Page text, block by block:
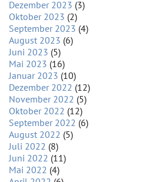
Dezember 2023 (3)
Oktober 2023 (2)
September 2023 (4)
August 2023 (6)
Juni 2023 (5)
Mai 2023 (16)
Januar 2023 (10)
Dezember 2022 (12)
November 2022 (5)
Oktober 2022 (12)
September 2022 (6)
August 2022 (5)
Juli 2022 (8)
Juni 2022 (11)
Mai 2022 (4)